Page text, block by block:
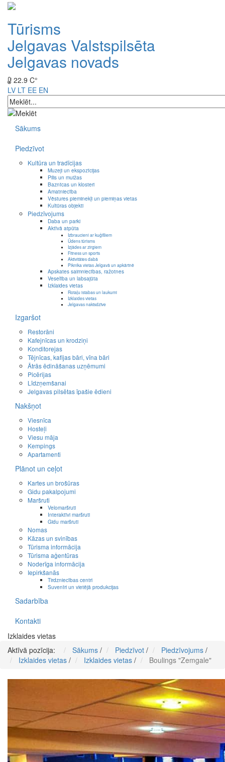
Tūrisms
Jelgavas Valstspilsēta
Jelgavas novads
22.9 C°
LV LT EE EN
Sākums
Piedzīvot
Kultūra un tradīcijas
Muzeji un ekspozīcijas
Pilis un muižas
Baznīcas un klosteri
Amatniecība
Vēstures pieminekļi un piemiņas vietas
Kultūras objekti
Piedzīvojums
Daba un parki
Aktīvā atpūta
Izbraucieni ar kuģīšiem
Ūdens tūrisms
Izjādes ar zirgiem
Fitness un sports
Aktivitātes dabā
Piknika vietas Jelgavā un apkārtnē
Apskates saimniecības, ražotnes
Veselība un labsajūta
Izklaides vietas
Rotaļu istabas un laukumi
Izklaides vietas
Jelgavas naktsdzīve
Izgaršot
Restorāni
Kafejnīcas un krodziņi
Konditorejas
Tējnīcas, kafijas bāri, vīna bāri
Ātrās ēdināšanas uzņēmumi
Picērijas
Līdzņemšanai
Jelgavas pilsētas īpašie ēdieni
Nakšņot
Viesnīca
Hosteļi
Viesu māja
Kempings
Apartamenti
Plānot un ceļot
Kartes un brošūras
Gidu pakalpojumi
Maršruti
Velomaršruti
Interaktīvi maršruti
Gidu maršruti
Nomas
Kāzas un svinības
Tūrisma informācija
Tūrisma aģentūras
Noderīga informācija
Iepirkšanās
Tirdzniecības centri
Suvenīri un vietējā produkcijas
Sadarbība
Kontakti
Izklaides vietas
Aktīvā pozīcija:
Sākums / Piedzīvot / Piedzīvojums /
Izklaides vietas / Izklaides vietas / Boulings "Zemgale"